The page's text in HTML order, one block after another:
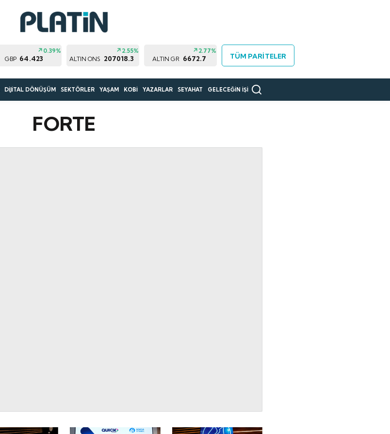
GBP 64.423
0.39%
ALTIN ONS 207018.3
2.55%
ALTIN GR 6672.7
2.77%
TÜM PARİTELER
DİJİTAL DÖNÜŞÜM SEKTÖRLER YAŞAM KOBİ YAZARLAR SEYAHAT GELECEĞİN İŞİ
FORTE